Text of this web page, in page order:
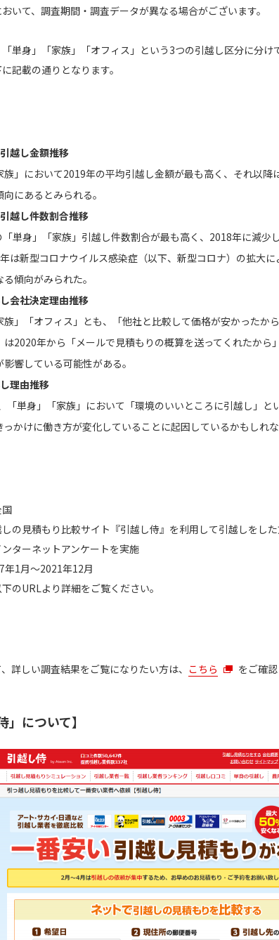
いて、調査期間・調査データが異なる場合がございます。
単身」「家族」「オフィス」という3つの引越し区分に分け
記載の通りとなります。
越し金額推移
族」において2019年の平均引越し金額が最も高く、それ以降
にあるとみられる。
越し件数割合推移
単身」「家族」引越し件数割合が最も高く、2018年に減少
は新型コロナウイルス感染症（以下、新型コロナ）の拡大
傾向がみられた。
会社決定理由推移
族」「オフィス」とも、「他社と比較して価格が安かったか
は2020年から「メールで見積もりの概算を送ってくれたから
響している可能性がある。
理由推移
「単身」「家族」において「環境のいいところに引越し」と
かけに働き方が変化していることに起因しているかもしれな
の見積もり比較サイト『引越し侍』を利用して引越しをし
ターネットアンケートを実施
年1月～2021年12月
のURLより詳細をご覧ください。
詳しい調査結果をご覧になりたい方は、 こちら をご確認
」について】